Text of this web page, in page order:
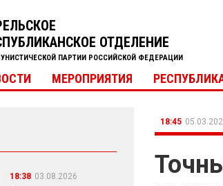
ОТДЕЛЕНИЕ
ПАРТИИ РОССИЙСКОЙ ФЕДЕРАЦИИ
МЕРОПРИЯТИЯ
18:38 03.08.2026
18:45